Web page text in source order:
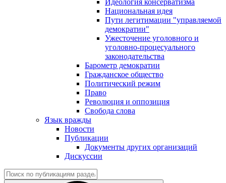
Идеология консерватизма
Национальная идея
Пути легитимации "управляемой
демократии"
Ужесточение уголовного и
уголовно-процесуального
законодательства
Барометр демократии
Гражданское общество
Политический режим
Право
Революция и оппозиция
Свобода слова
Язык вражды
Новости
Публикации
Документы других организаций
Дискуссии